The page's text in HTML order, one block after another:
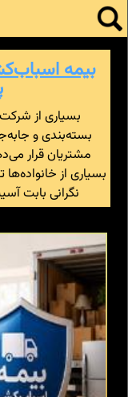
بیمه
بسیاری از
بسته‌بندی و
مشتریان قرار
بسیاری از
نگرانی بابت
جستجو